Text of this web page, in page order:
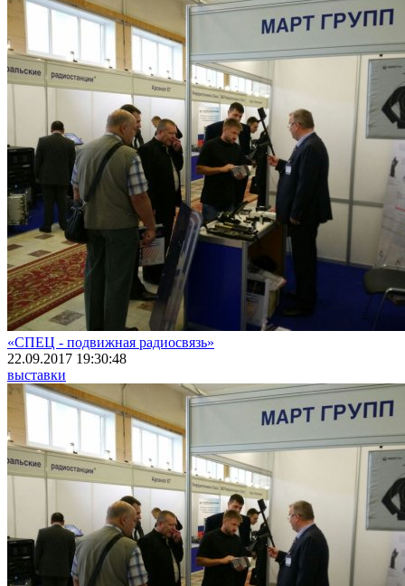
«СПЕЦ - подвижная радиосвязь»
22.09.2017 19:30:48
выставки